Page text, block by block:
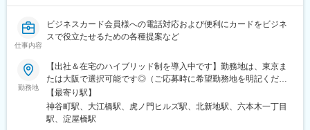
駅、旦過駅、天神南駅、浦上駅、中佐世保駅、熊本城・市役所前
駅、都通駅
仕事内容
ビジネスカード会員様への電話対応および便利にカードをビジネ
スで役立たせるための各種提案など
勤務地
【出社＆在宅のハイブリッド制を導入中です】勤務地は、東京ま
たは大阪で選択可能です◎（ご応募時に希望勤務地を明記くださ
い）■東京オフィス：東京都港区虎ノ門4-1-1・東京メトロ日比谷
線「神谷町駅」直結・東京メトロ銀座線「虎ノ門駅」2番出口より
徒歩8分・東京メトロ南北線「六本木一丁目駅」泉ガーデン出口よ
【最寄り駅】
神谷町駅、大江橋駅、虎ノ門ヒルズ駅、北新地駅、六本木一丁目
駅、淀屋橋駅